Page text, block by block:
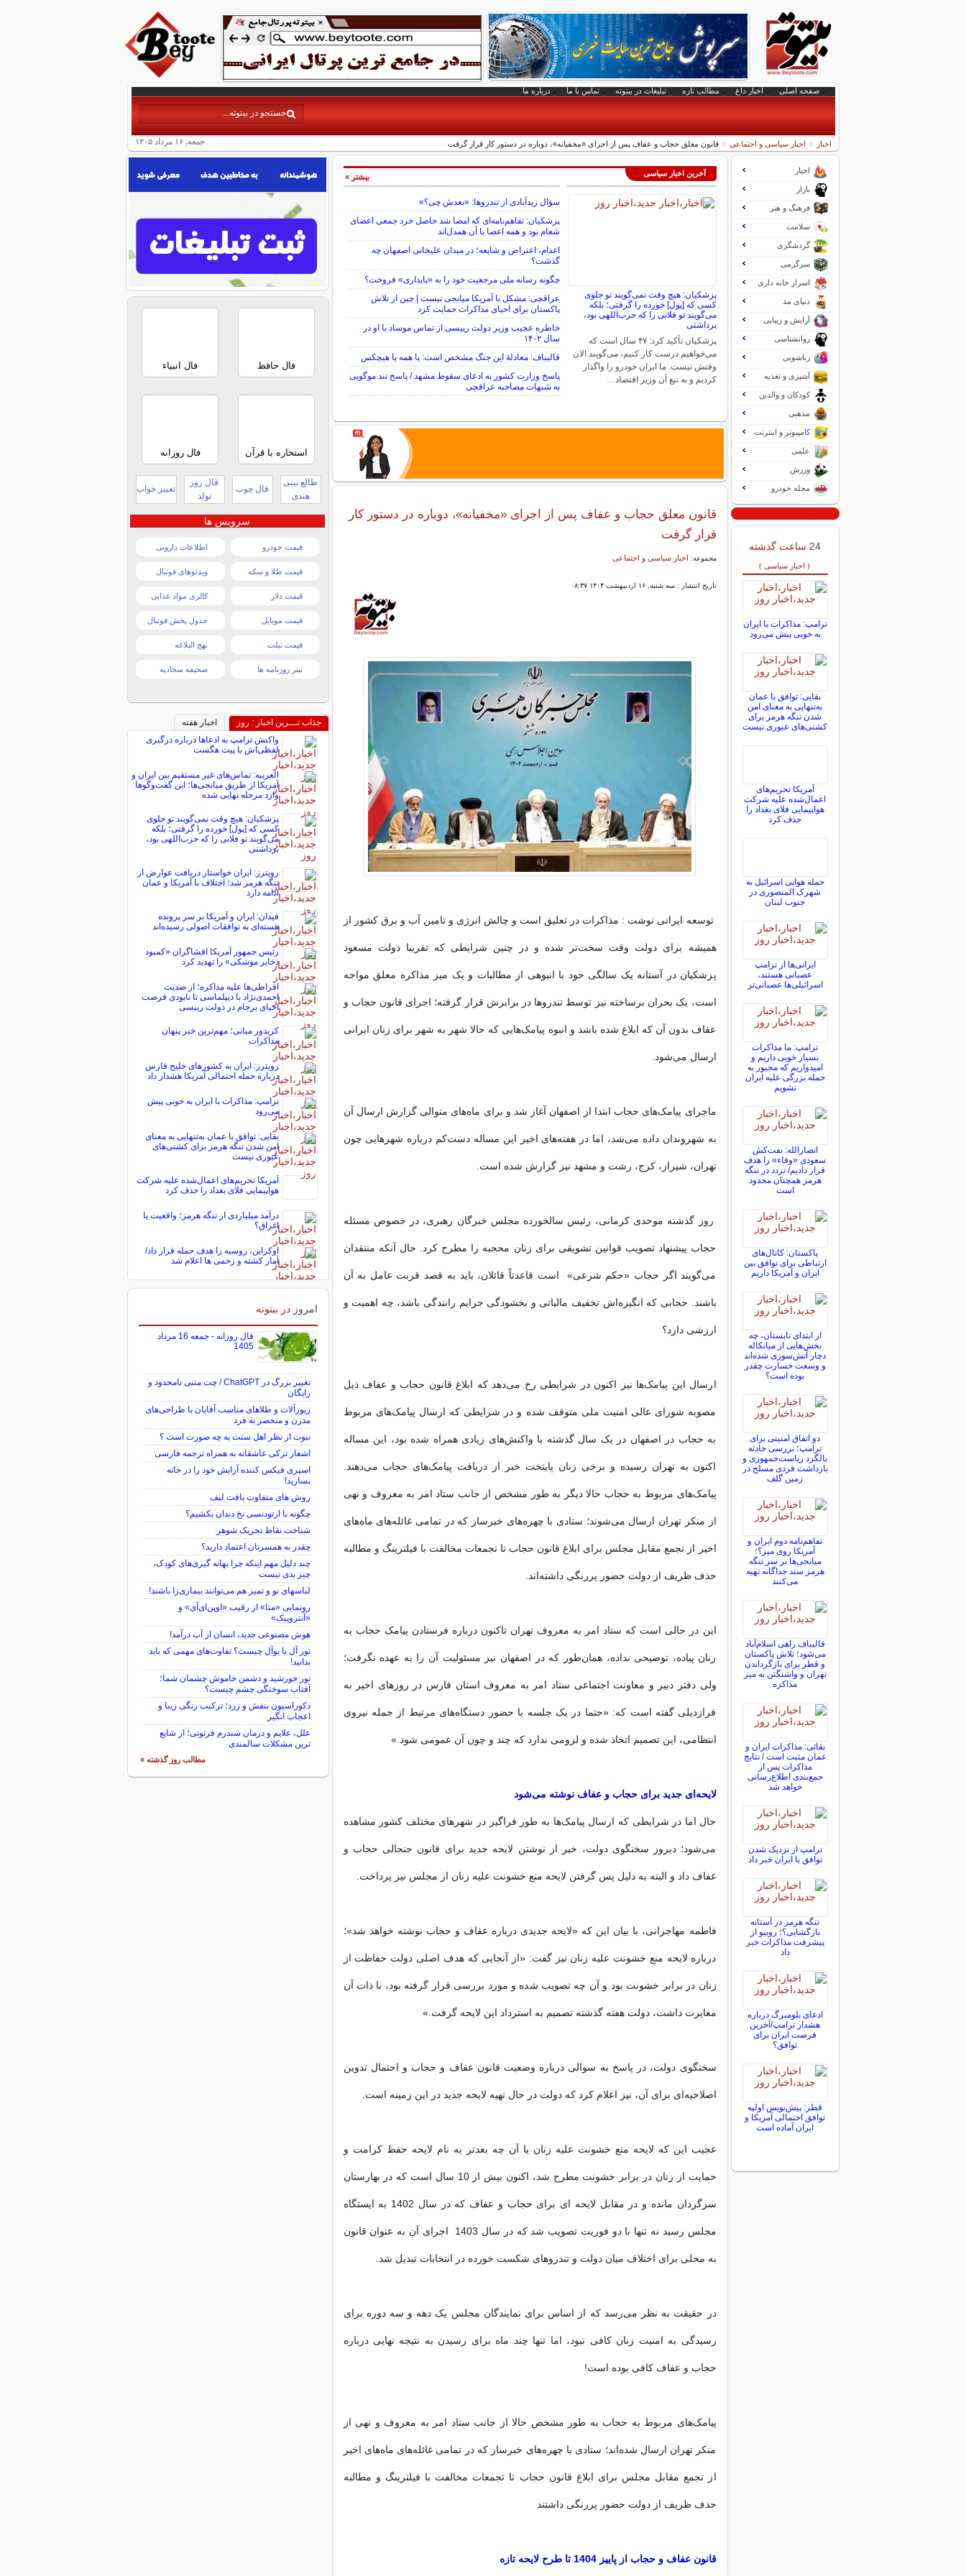
صفحه اصلی اخبار داغ مطالب تازه تبلیغات در بیتوته تماس با ما درباره ما
جمعه, ۱۶ مرداد ۱۴۰۵ اخبار اخبار سیاسی و اجتماعی قانون معلق حجاب و عفاف پس از اجرای «مخفیانه»، دوباره در دستور کار قرار گرفت
آخرین اخبار سیاسی
پزشکیان: هیچ وقت نمی‌گویند تو جلوی
کسی که [پول] خورده را گرفتی؛ بلکه
می‌گویند تو فلانی را که حزب‌اللهی بود،
برداشتی
پزشکیان تأکید کرد: ۴۷ سال است که
می‌خواهیم درست کار کنیم، می‌گویند الان
وقتش نیست‌. ما ایران خودرو را واگذار
کردیم و به تبع آن وزیر اقتصاد…
سؤال زیدآبادی از تندروها: «بعدش چی؟»
پزشکیان: تفاهم‌نامه‌ای که امضا شد حاصل خرد جمعی اعضای
شعام بود و همه اعضا با آن همدل‌اند
اعدام، اعتراض و شایعه؛ در میدان علیخانی اصفهان چه
گذشت؟
چگونه رسانه ملی مرجعیت خود را به «پایداری» فروخت؟
عراقچی: مشکل با آمریکا میانجی نیست | چین از تلاش
پاکستان برای احیای مذاکرات حمایت کرد
خاطره عجیب وزیر دولت رییسی از تماس موساد با او در
سال ۱۴۰۲
قالیباف: معادلهٔ این جنگ مشخص است: یا همه یا هیچکس
پاسخ وزارت کشور به ادعای سقوط مشهد / پاسخ تند موگویی
به شبهات مصاحبه عراقچی
بیشتر »
قانون معلق حجاب و عفاف پس از اجرای «مخفیانه»، دوباره در دستور کار
قرار گرفت
مجموعه: اخبار سیاسی و اجتماعی
تاریخ انتشار : سه شنبه, ۱۶ اردیبهشت ۱۴۰۴ ۰۸:۳۷
توسعه ایرانی نوشت : مذاکرات در تعلیق است و چالش انرژی و تامین آب و برق کشور از
همیشه برای دولت وقت سخت‌تر شده و در چنین شرایطی که تقریبا دولت مسعود
پزشکیان در آستانه یک سالگی خود با انبوهی از مطالبات و یک میز مذاکره معلق مواجه
است، یک بحران برساخته نیز توسط تندروها در برابرش قرار گرفته؛ اجرای قانون حجاب و
عفاف بدون آن که ابلاغ شده باشد و انبوه پیامک‌هایی که حالا شهر به شهر برای زنان ایرانی
ارسال می‌‌شود.
ماجرای پیامک‌های حجاب ابتدا از اصفهان آغاز شد و برای ماه‌های متوالی گزارش ارسال آن
به شهروندان داده می‌‌شد، اما در هفته‌های اخیر این مساله دست‌کم درباره شهرهایی چون
تهران، شیراز، کرج، رشت و مشهد نیز گزارش شده است.
روز گذشته موحدی کرمانی، رئیس سالخورده مجلس خبرگان رهبری، در خصوص مسئله
حجاب پیشنهاد تصویب قوانین تشویقی برای زنان محجبه را مطرح کرد. حال آنکه منتقدان
می‌‌گویند اگر حجاب «حکم شرعی» است قاعدتاً قائلان، باید به قصد قربت عامل به آن
باشند. حجابی که انگیزه‌اش تخفیف مالیاتی و بخشودگی جرایم رانندگی باشد، چه اهمیت و
ارزشی دارد؟
ارسال این پیامک‌ها نیز اکنون در شرایطی رخ می‌‌دهد که ابلاغ قانون حجاب و عفاف ذیل
مصوبه شورای عالی امنیت ملی متوقف شده و در شرایطی که ارسال پیامک‌های مربوط
به حجاب در اصفهان در یک سال گذشته با واکنش‌های زیادی همراه شده بود، این مساله
اکنون به تهران رسیده و برخی زنان پایتخت خبر از دریافت پیامک‌های حجاب می‌دهند.
پیامک‌های مربوط به حجاب حالا دیگر به طور مشخص از جانب ستاد امر به معروف و نهی
از منکر تهران ارسال می‌‌شوند؛ ستادی با چهره‌های خبرساز که در تمامی ‌‌غائله‌های ماه‌های
اخیر از تجمع مقابل مجلس برای ابلاغ قانون حجاب تا تجمعات مخالفت با فیلترینگ و مطالبه
حذف ظریف از دولت حضور پررنگی داشته‌اند.
این در حالی است که ستاد امر به معروف تهران تاکنون درباره فرستادن پیامک حجاب به
زنان پیاده، توضیحی نداده، همان‌طور که در اصفهان نیز مسئولیت آن ‌را به عهده نگرفت؛
ولی دفتر دبیر و معاونت اجتماعی ستاد امر به معروف استان فارس در روزهای اخیر به
فرازدیلی گفته است که: «حتما در یک جلسه با حضور دستگاه‌های مرتبط از جمله نیروی
انتظامی، این تصمیم اتخاذ شده و لزومی ‌‌ندارد که چند و چون آن عمومی‌‌ شود.»
لایحه‌ای جدید برای حجاب و عفاف نوشته می‌‌شود
حال اما در شرایطی که ارسال پیامک‌ها به طور فراگیر در شهرهای مختلف کشور مشاهده
می‌‌شود؛ دیروز سخنگوی دولت، خبر از نوشتن لایحه جدید برای قانون جنجالی حجاب و
عفاف داد و البته به دلیل پس گرفتن لایحه منع خشونت علیه زنان از مجلس نیز پرداخت.
فاطمه مهاجرانی، با بیان این که «لایحه جدیدی درباره عفاف و حجاب نوشته خواهد شد»؛
درباره لایحه منع خشونت علیه زنان نیز گفت: «از آنجایی که هدف اصلی دولت حفاظت از
زنان در برابر خشونت بود و آن چه تصویب شده و مورد بررسی قرار گرفته بود، با ذات آن
مغایرت داشت، دولت هفته گذشته تصمیم به استرداد این لایحه گرفت.»
سخنگوی دولت، در پاسخ به سوالی درباره وضعیت قانون عفاف و حجاب و احتمال تدوین
اصلاحیه‌ای برای آن، نیز اعلام کرد که دولت در حال تهیه لایحه جدید در این زمینه است.
عجیب این که لایحه منع خشونت علیه زنان یا آن چه بعدتر به نام لایحه حفظ کرامت و
حمایت از زنان در برابر خشونت مطرح شد، اکنون بیش از 10 سال است که در بهارستان
سرگردان مانده و در مقابل لایحه ای برای حجاب و عفاف که در سال 1402 به ایستگاه
مجلس رسید نه تنها با دو فوریت تصویب شد که در سال 1403 اجرای آن به عنوان قانون
به محلی برای اختلاف میان دولت و تندروهای شکست خورده در انتخابات تبدیل شد.
در حقیقت به نظر می‌‌رسد که از اساس برای نمایندگان مجلس یک دهه و سه دوره برای
رسیدگی به امنیت زنان کافی نبود، اما تنها چند ماه برای رسیدن به نتیجه نهایی درباره
حجاب و عفاف کافی بوده است!
پیامک‌های مربوط به حجاب به طور مشخص حالا از جانب ستاد امر به معروف و نهی از
منکر تهران ارسال شده‌اند؛ ستادی با چهره‌های خبرساز که در تمامی ‌‌غائله‌های ماه‌های اخیر
از تجمع مقابل مجلس برای ابلاغ قانون حجاب تا تجمعات مخالفت با فیلترینگ و مطالبه
حذف ظریف از دولت حضور پررنگی داشتند
قانون عفاف و حجاب از پاییز 1404 تا طرح لایحه تازه
اخبار
بازار
فرهنگ و هنر
سلامت
گردشگری
سرگرمی
اسرار خانه داری
دنیای مد
آرایش و زیبایی
روانشناسی
زناشویی
آشپزی و تغذیه
کودکان و والدین
مذهبی
کامپیوتر و اینترنت
علمی
ورزش
مجله خودرو
24 ساعت گذشته
( اخبار سیاسی )
ترامپ: مذاکرات با ایران
به خوبی پیش می‌رود
بقایی: توافق با عمان
به‌تنهایی به معنای امن
شدن تنگه هرمز برای
کشتی‌های عبوری نیست
آمریکا تحریم‌های
اعمال‌شده علیه شرکت
هواپیمایی فلای بغداد را
حذف کرد
حمله هوایی اسرائیل به
شهرک المنصوری در
جنوب لبنان
ایرانی‌ها از ترامپ
عصبانی هستند،
اسرائیلی‌ها عصبانی‌تر
ترامپ: ما مذاکرات
بسیار خوبی داریم و
امیدواریم که مجبور به
حمله بزرگی علیه ایران
نشویم
انصارالله: نفت‌کش
سعودی «وفاء» را هدف
قرار دادیم/ تردد در تنگه
هرمز همچنان محدود
است
پاکستان: کانال‌های
ارتباطی برای توافق بین
ایران و آمریکا داریم
از ابتدای تابستان، چه
بخش‌هایی از میانکاله
دچار آتش‌سوزی شده‌اند
و وسعت خسارت چقدر
بوده است؟
دو اتفاق امنیتی برای
ترامپ؛ بررسی حادثه
بالگرد ریاست‌جمهوری و
بازداشت فردی مسلح در
زمین گلف
تفاهم‌نامه دوم ایران و
آمریکا روی میز؟؛
میانجی‌ها بر سر تنگه
هرمز سند جداگانه تهیه
می‌کنند
قالیباف راهی اسلام‌آباد
می‌شود؛ تلاش پاکستان
و قطر برای بازگرداندن
تهران و واشنگتن به میز
مذاکره
بقائی: مذاکرات ایران و
عمان مثبت است / نتایج
مذاکرات پس از
جمع‌بندی اطلاع‌رسانی
خواهد شد
ترامپ از نزدیک شدن
توافق با ایران خبر داد
تنگه هرمز در آستانه
بازگشایی؟؛ روبیو از
پیشرفت مذاکرات خبر
داد
ادعای بلومبرگ درباره
هشدار ترامپ/آخرین
فرصت ایران برای
توافق؟
قطر: پیش‌نویس اولیه
توافق احتمالی آمریکا و
ایران آماده است
فال حافظ فال انبیاء
استخاره با قرآن فال روزانه
طالع بینی
هندی
فال چوب
فال روز
تولد
تعبیر خواب
سرویس ها
قیمت خودرو اطلاعات دارویی
قیمت طلا و سکه ویدئوهای فوتبال
قیمت دلار کالری مواد غذایی
قیمت موبایل جدول پخش فوتبال
قیمت تبلت نهج البلاغه
تیتر روزنامه ها صحیفه سجادیه
جذاب تـــرین اخبار : روز
اخبار هفته
واکنش ترامپ به ادعاها درباره درگیری
لفظی‌اش با پیت هگست
العربیه: تماس‌های غیر مستقیم بین ایران و
آمریکا از طریق میانجی‌ها؛ این گفت‌و‌گو‌ها
وارد مرحله نهایی شده
پزشکیان: هیچ وقت نمی‌گویند تو جلوی
کسی که [پول] خورده را گرفتی؛ بلکه
می‌گویند تو فلانی را که حزب‌اللهی بود،
برداشتی
رویترز: ایران خواستار دریافت عوارض از
تنگه هرمز شد؛ اختلاف با آمریکا و عمان
ادامه دارد
فیدان: ایران و آمریکا بر سر پرونده
هسته‌ای به توافقات اصولی رسیده‌اند
رئیس جمهور آمریکا افشاگران «کمبود
ذخایر موشکی» را تهدید کرد
افراطی‌ها علیه مذاکره؛ از ضدیت
احمدی‌نژاد با دیپلماسی تا نابودی فرصت
احیای برجام در دولت رییسی
کریدور میانی؛ مهم‌ترین خبر پنهان
مذاکرات
رویترز: ایران به کشورهای خلیج فارس
درباره حمله احتمالی آمریکا هشدار داد
ترامپ: مذاکرات با ایران به خوبی پیش
می‌رود
بقایی: توافق با عمان به‌تنهایی به معنای
امن شدن تنگه هرمز برای کشتی‌های
عبوری نیست
آمریکا تحریم‌های اعمال‌شده علیه شرکت
هواپیمایی فلای بغداد را حذف کرد
درآمد میلیاردی از تنگه هرمز؛ واقعیت یا
اغراق؟
اوکراین، روسیه را هدف حمله قرار داد/
آمار کشته و زخمی ها اعلام شد
امروز در بیتوته
فال روزانه - جمعه 16 مرداد
1405
تغییر بزرگ در ChatGPT / چت متنی نامحدود و
رایگان
زیورآلات و طلاهای مناسب آقایان با طراحی‌های
مدرن و منحصر به فرد
نبوت از نظر اهل سنت به چه صورت است ؟
اشعار ترکی عاشقانه به همراه ترجمه فارسی
اسپری فیکس کننده آرایش خود را در خانه
بسازید!
روش های متفاوت بافت لیف
چگونه با ارتودنسی نخ دندان بکشیم؟
شناخت نقاط تحریک شوهر
چقدر به همسرتان اعتماد دارید؟
چند دلیل مهم اینکه چرا بهانه گیری‌های کودک،
چیز بدی نیست
لباس‎های نو و تمیز هم می‌توانند بیماری‌زا باشند!
رونمایی «متا» از رقیب «اوپن‌ای‌آی» و
«آنتروپیک»
هوش مصنوعی جدید، انسان از آب درآمد!
تور آل یا یوآل چیست؟ تفاوت‌های مهمی که باید
بدانید!
نور خورشید و دشمن خاموش چشمان شما؛
آفتاب سوختگی چشم چیست؟
دکوراسیون بنفش و زرد؛ ترکیب رنگی زیبا و
اعجاب انگیز
علل، علایم و درمان سندرم فرتوتی؛ از شایع
ترین مشکلات سالمندی
مطالب روز گذشته »